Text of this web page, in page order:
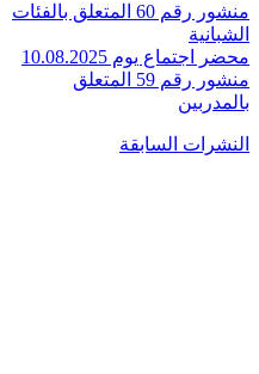
منشور رقم 60 المتعلق بالفئات
الشبانية
محضر اجتماع يوم 10.08.2025
منشور رقم 59 المتعلق
بالمدربين
النشرات السابقة